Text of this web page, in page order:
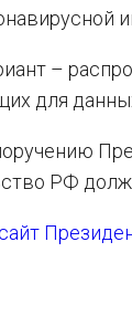
–
для
РФ
сайт